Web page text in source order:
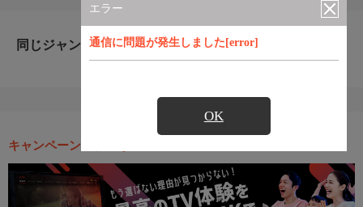
エラー
通信に問題が発生しました[error]
OK
同じジャンルのおすすめ番組
キャンペーン・お得な情報